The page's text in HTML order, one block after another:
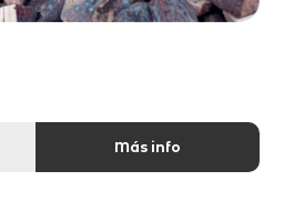
Más info